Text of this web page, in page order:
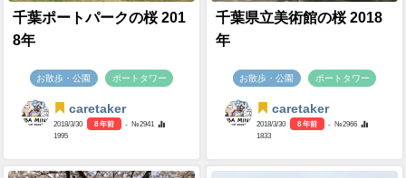
千葉ポートパークの桜 201
8年
お散歩・公園 ポートタワー
caretaker
2018/3/30 8 年前
- №2941
1995
千葉県立美術館の桜 2018
年
お散歩・公園 ポートタワー
caretaker
2018/3/30 8 年前
- №2966
1833